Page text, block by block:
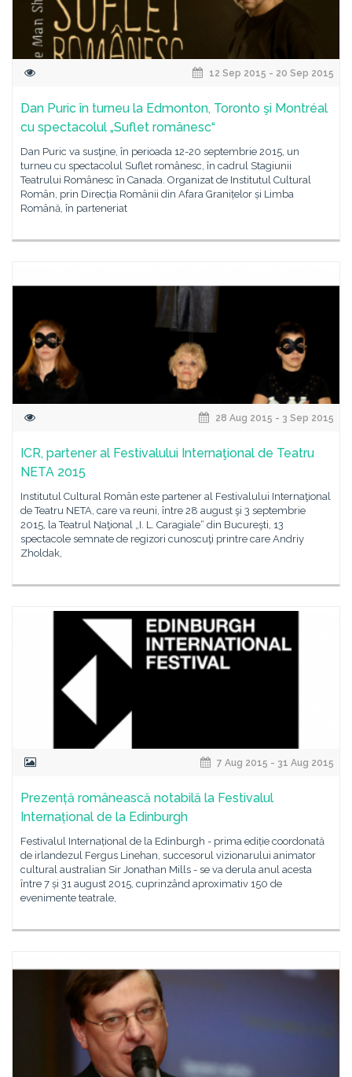
12 Sep 2015 - 20 Sep 2015
Dan Puric în turneu la Edmonton, Toronto şi Montréal
cu spectacolul „Suflet românesc“
Dan Puric va susţine, în perioada 12-20 septembrie 2015, un
turneu cu spectacolul Suflet românesc, în cadrul Stagiunii
Teatrului Românesc în Canada. Organizat de Institutul Cultural
Român, prin Direcția Românii din Afara Granițelor și Limba
Română, în parteneriat
28 Aug 2015 - 3 Sep 2015
ICR, partener al Festivalului Internaţional de Teatru
NETA 2015
Institutul Cultural Român este partener al Festivalului Internaţional
de Teatru NETA, care va reuni, între 28 august şi 3 septembrie
2015, la Teatrul Naţional „I. L. Caragiale“ din Bucureşti, 13
spectacole semnate de regizori cunoscuţi printre care Andriy
Zholdak,
7 Aug 2015 - 31 Aug 2015
Prezență românească notabilă la Festivalul
Internațional de la Edinburgh
Festivalul Internațional de la Edinburgh - prima ediție coordonată
de irlandezul Fergus Linehan, succesorul vizionarului animator
cultural australian Sir Jonathan Mills - se va derula anul acesta
între 7 și 31 august 2015, cuprinzând aproximativ 150 de
evenimente teatrale,